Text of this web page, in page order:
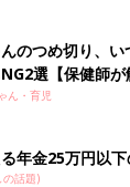
のつめ切り、
選【保健師が
ん・育児
年金25万円以
の話題)